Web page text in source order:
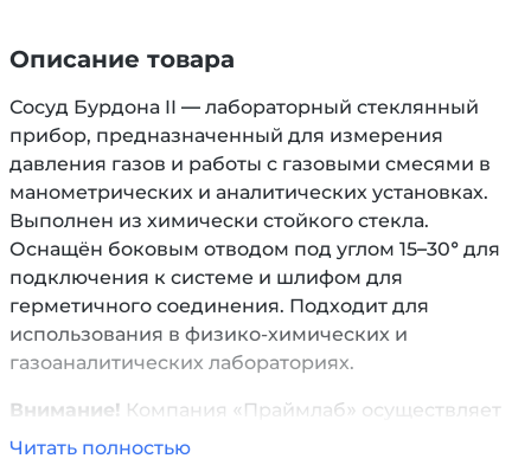
Описание товара
Сосуд Бурдона II — лабораторный стеклянный
прибор, предназначенный для измерения
давления газов и работы с газовыми смесями в
манометрических и аналитических установках.
Выполнен из химически стойкого стекла.
Оснащён боковым отводом под углом 15–30° для
подключения к системе и шлифом для
герметичного соединения. Подходит для
использования в физико-химических и
газоаналитических лабораториях.
Внимание! Компания «Праймлаб» осуществляет
выдув изделий из стекла по индивидуальным
Читать полностью